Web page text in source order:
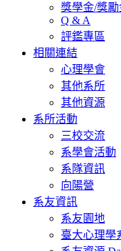
獎學金/獎
Q & A
評鑑專區
相關連結
心理學會
其他系所
其他資源
系所活動
三校交流
系學會活動
系隊資訊
向陽營
系友資訊
系友園地
臺大心理學